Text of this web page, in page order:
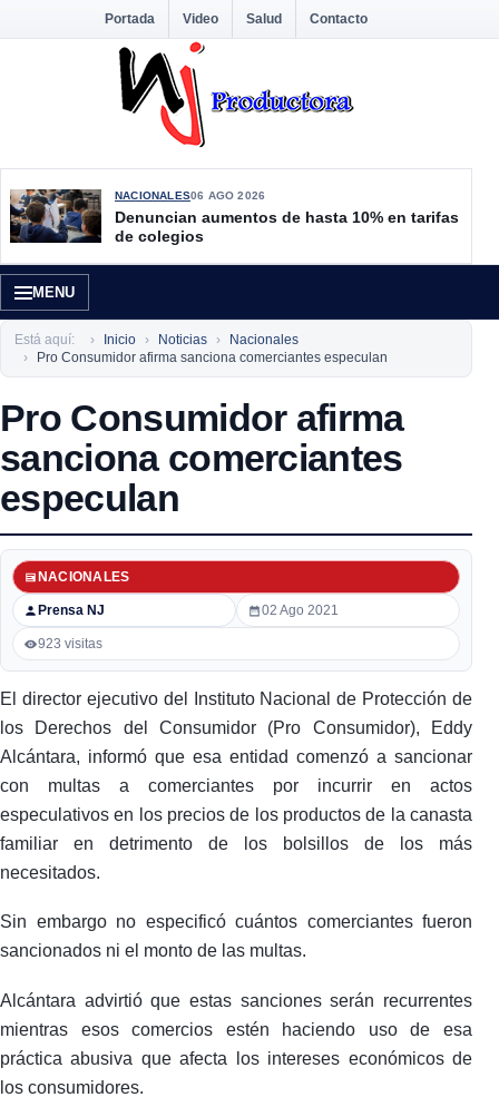
Portada Video Salud Contacto
NACIONALES06 AGO 2026
Denuncian aumentos de hasta 10% en tarifas
de colegios
MENU
Está aquí: Inicio Noticias
Nacionales
Pro Consumidor afirma sanciona comerciantes especulan
Pro Consumidor afirma
sanciona comerciantes
especulan
Prensa NJ
NACIONALES
02 Ago 2021
923 visitas
El director ejecutivo del Instituto Nacional de Protección de
los Derechos del Consumidor (Pro Consumidor), Eddy
Alcántara, informó que esa entidad comenzó a sancionar
con multas a comerciantes por incurrir en actos
especulativos en los precios de los productos de la canasta
familiar en detrimento de los bolsillos de los más
necesitados.
Sin embargo no especificó cuántos comerciantes fueron
sancionados ni el monto de las multas.
Alcántara advirtió que estas sanciones serán recurrentes
mientras esos comercios estén haciendo uso de esa
práctica abusiva que afecta los intereses económicos de
los consumidores.